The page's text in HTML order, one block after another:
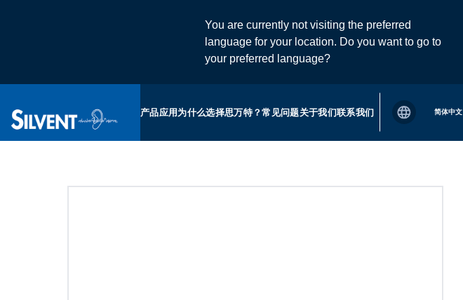
You are currently not visiting the preferred
language for your location. Do you want to go to
your preferred language?
产品应用为什么选择思万特？常见问题关于我们联系我们 简体中文